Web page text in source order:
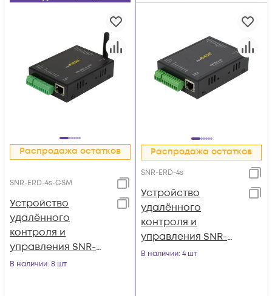
Распродажа остатков
SNR-ERD-4s-GSM
Устройство
удалённого
контроля и
управления SNR-
ERD-4s-GSM
В наличии: 8 шт
Распродажа остатков
SNR-ERD-4s
Устройство
удалённого
контроля и
управления SNR-
ERD-4s, металл
В наличии: 4 шт